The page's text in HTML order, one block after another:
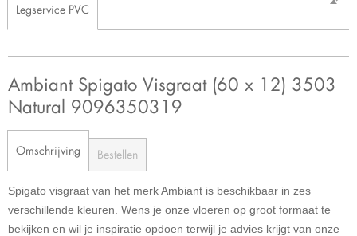
Legservice PVC
Ambiant Spigato Visgraat (60 x 12) 3503
Natural 9096350319
Omschrijving Bestellen
Spigato visgraat van het merk Ambiant is beschikbaar in zes
verschillende kleuren. Wens je onze vloeren op groot formaat te
bekijken en wil je inspiratie opdoen terwijl je advies krijgt van onze